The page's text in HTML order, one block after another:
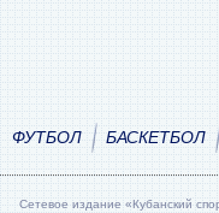
ФУТБОЛ БАСКЕТБОЛ
Сетевое издание «Кубанский